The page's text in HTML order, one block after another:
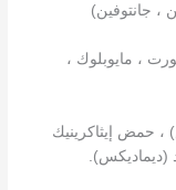
، جانتوفين)
، مايوبلوك ،
، حمض إيثاكرينيك
(ديماديكس).